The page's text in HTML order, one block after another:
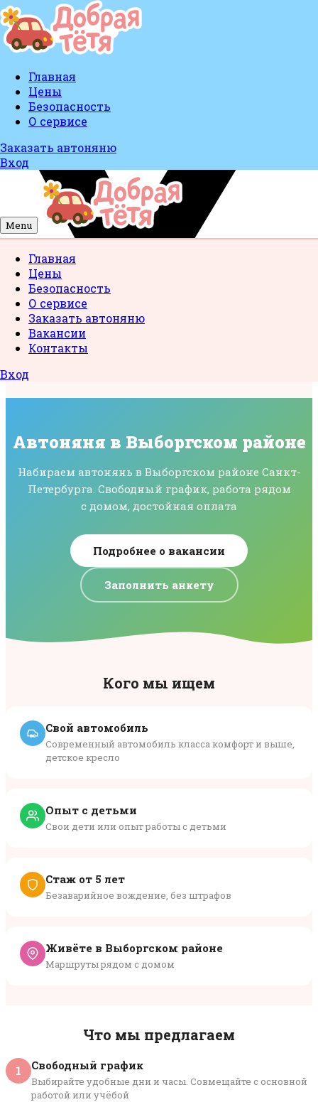
Главная
Цены
Безопасность
О сервисе
Заказать автоняню
Вход
Menu
Главная
Цены
Безопасность
О сервисе
Заказать автоняню
Вакансии
Контакты
Вход
Автоняня в Выборгском районе
Набираем автонянь в Выборгском районе Санкт-
Петербурга. Свободный график, работа рядом
с домом, достойная оплата
Подробнее о вакансии
Заполнить анкету
Кого мы ищем
Свой автомобиль
Современный автомобиль класса комфорт и выше,
детское кресло
Опыт с детьми
Свои дети или опыт работы с детьми
Стаж от 5 лет
Безаварийное вождение, без штрафов
Живёте в Выборгском районе
Маршруты рядом с домом
Что мы предлагаем
1 Свободный график
Выбирайте удобные дни и часы. Совмещайте с основной
работой или учёбой